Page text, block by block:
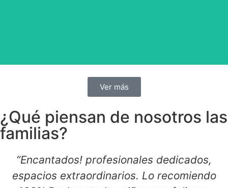
Ver más
¿Qué piensan de nosotros las
familias?
“Encantados! profesionales dedicados,
espacios extraordinarios. Lo recomiendo